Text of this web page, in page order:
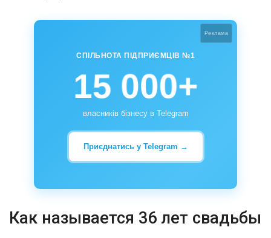
Реклама
СПІЛЬНОТА ПІДПРИЄМЦІВ №1
15 000+
власників бізнесу в Telegram
Приєднатись у Telegram →
Как называется 36 лет свадьбы